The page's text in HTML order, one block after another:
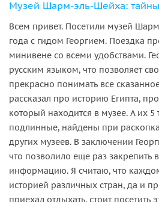
Всем привет. Посетили музей
года с гидом Георгием. Поездка
минивене со всеми удобствами.
русским языком, что позволяет
прекрасно понимать все
рассказал про историю Египта,
который находится в музее. А их
подлинные, найдены при
других музеев. В заключении
что позволило еще раз закрепить
информацию. Я считаю, что
историей различных стран, да и
приехал отдыхать, стоит посетить